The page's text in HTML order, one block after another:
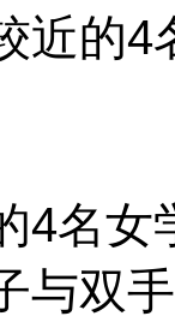
近的
4名
与双